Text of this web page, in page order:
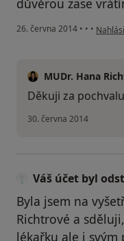
důvěrou zase
26. června 2014 • • • podle
MUDr. Hana
Děkuji za
30. června 2014
Váš účet byl
Byla jsem na
Richtrové a
lékařku ale i svým